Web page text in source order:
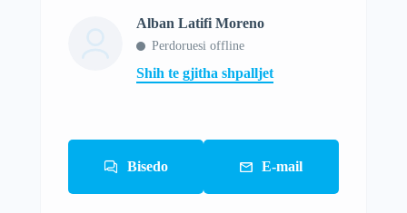
Alban Latifi Moreno
Perdoruesi offline
Shih te gjitha shpalljet
Bisedo E-mail